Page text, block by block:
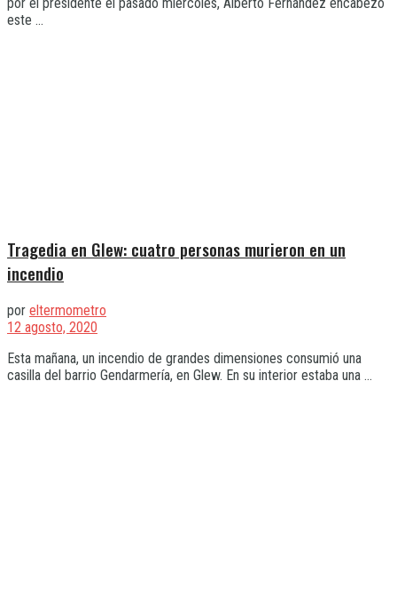
este ...
Tragedia en Glew: cuatro personas murieron en un
incendio
por eltermometro
12 agosto, 2020
Esta mañana, un incendio de grandes dimensiones consumió una
casilla del barrio Gendarmería, en Glew. En su interior estaba una ...